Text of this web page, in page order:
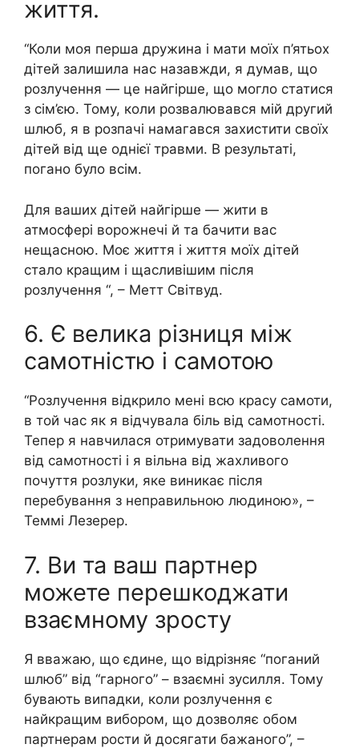
життя.
“Коли моя перша дружина і мати моїх п’ятьох
дітей залишила нас назавжди, я думав, що
розлучення — це найгірше, що могло статися
з сім’єю. Тому, коли розвалювався мій другий
шлюб, я в розпачі намагався захистити своїх
дітей від ще однієї травми. В результаті,
погано було всім.
Для ваших дітей найгірше — жити в
атмосфері ворожнечі й та бачити вас
нещасною. Моє життя і життя моїх дітей
стало кращим і щасливішим після
розлучення “, – Метт Світвуд.
6. Є велика різниця між
самотністю і самотою
“Розлучення відкрило мені всю красу самоти,
в той час як я відчувала біль від самотності.
Тепер я навчилася отримувати задоволення
від самотності і я вільна від жахливого
почуття розлуки, яке виникає після
перебування з неправильною людиною», –
Теммі Лезерер.
7. Ви та ваш партнер
можете перешкоджати
взаємному зросту
Я вважаю, що єдине, що відрізняє “поганий
шлюб” від “гарного” – взаємні зусилля. Тому
бувають випадки, коли розлучення є
найкращим вибором, що дозволяє обом
партнерам рости й досягати бажаного”, –